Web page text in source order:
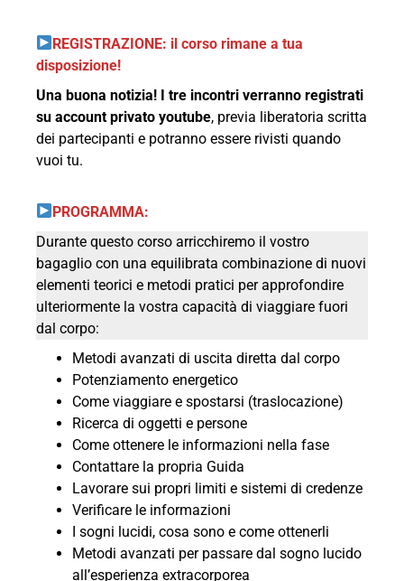
REGISTRAZIONE: il corso rimane a tua
disposizione!
Una buona notizia! I tre incontri verranno registrati
su account privato youtube, previa liberatoria scritta
dei partecipanti e potranno essere rivisti quando
vuoi tu.
PROGRAMMA:
Durante questo corso arricchiremo il vostro
bagaglio con una equilibrata combinazione di nuovi
elementi teorici e metodi pratici per approfondire
ulteriormente la vostra capacità di viaggiare fuori
dal corpo:
Metodi avanzati di uscita diretta dal corpo
Potenziamento energetico
Come viaggiare e spostarsi (traslocazione)
Ricerca di oggetti e persone
Come ottenere le informazioni nella fase
Contattare la propria Guida
Lavorare sui propri limiti e sistemi di credenze
Verificare le informazioni
I sogni lucidi, cosa sono e come ottenerli
Metodi avanzati per passare dal sogno lucido
all’esperienza extracorporea